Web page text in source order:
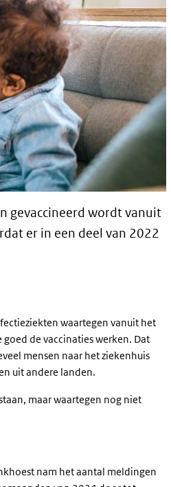
gevaccineerd wordt vanuit
er in een deel van 2022
waartegen vanuit het
de vaccinaties werken. Dat
mensen naar het ziekenhuis
uit andere landen.
maar waartegen nog niet
nam het aantal meldingen